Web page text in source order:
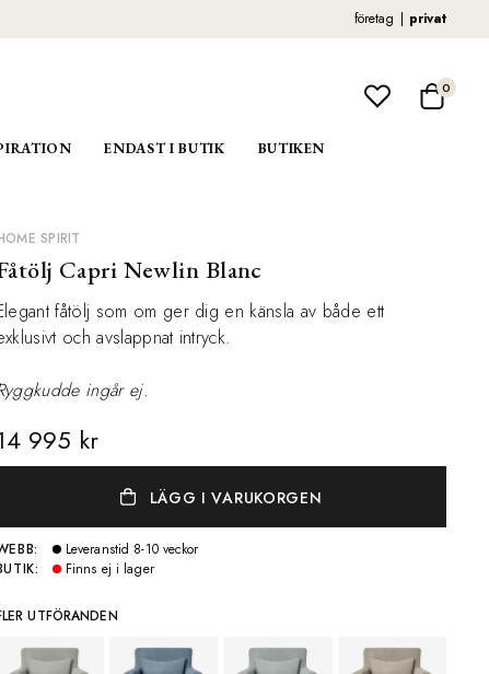
företag privat
0
ENDAST I BUTIK BUTIKEN
SPIRIT
Capri Newlin Blanc
fåtölj som om ger dig en känsla av både ett
och avslappnat intryck.
ingår ej.
995 kr
LÄGG I VARUKORGEN
Leveranstid 8-10 veckor
Finns ej i lager
UTFÖRANDEN